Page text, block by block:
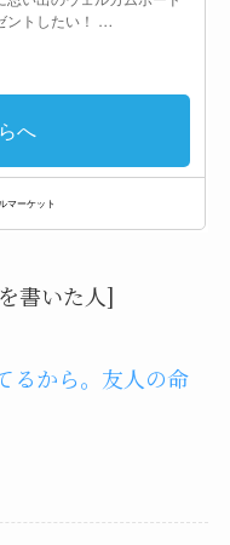
書いた人]
るから。友人の命